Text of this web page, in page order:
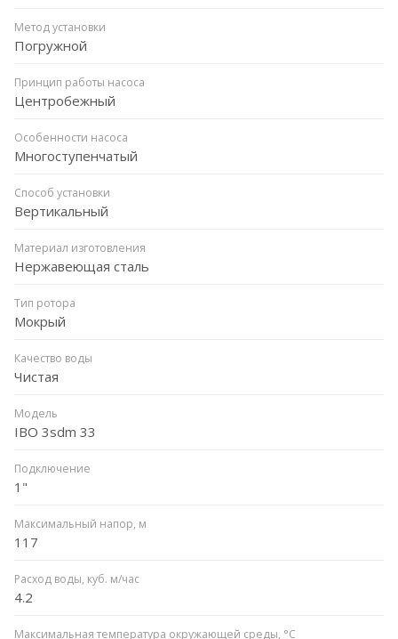
Метод установки
Погружной
Принцип работы насоса
Центробежный
Особенности насоса
Многоступенчатый
Способ установки
Вертикальный
Материал изготовления
Нержавеющая сталь
Тип ротора
Мокрый
Качество воды
Чистая
Модель
IBO 3sdm 33
Подключение
1"
Максимальный напор, м
117
Расход воды, куб. м/час
4.2
Максимальная температура окружающей среды, °С